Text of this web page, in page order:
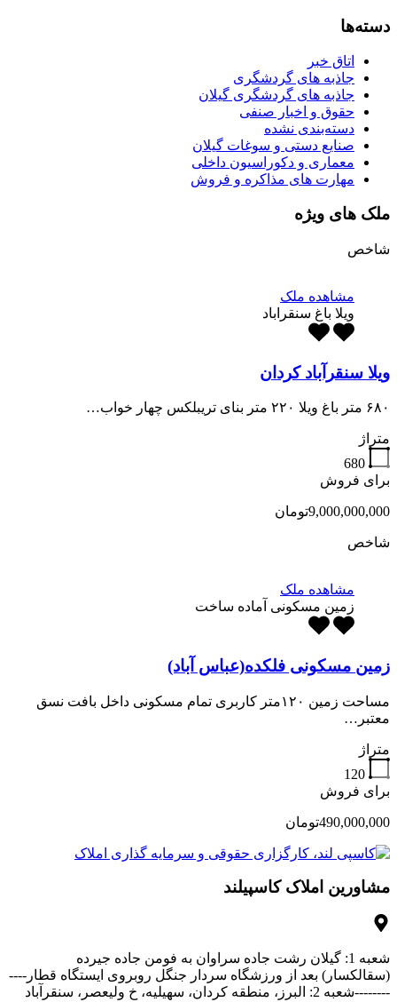
دسته‌ها
اتاق خبر
جاذبه های گردشگری
جاذبه های گردشگری گیلان
حقوق و اخبار صنفی
دسته‌بندی نشده
صنایع دستی و سوغات گیلان
معماری و دکوراسیون داخلی
مهارت های مذاکره و فروش
ملک های ویژه
شاخص
مشاهده ملک
ویلا باغ سنقراباد
ویلا سنقرآباد کردان
۶۸۰ متر باغ ویلا ۲۲۰ متر بنای تریبلکس چهار خواب…
متراژ
680
برای فروش
9,000,000,000تومان
شاخص
مشاهده ملک
زمین مسکونی آماده ساخت
زمین مسکونی فلکده(عباس آباد)
مساحت زمین ۱۲۰متر کاربری تمام مسکونی داخل بافت نسق
معتبر…
متراژ
120
برای فروش
490,000,000تومان
مشاورین املاک کاسپیلند
شعبه 1: گیلان رشت جاده سراوان به فومن جاده جیرده
(سقالکسار) بعد از ورزشگاه سردار جنگل روبروی ایستگاه قطار----
--------شعبه 2: البرز، منطقه کردان، سهیلیه، خ ولیعصر، سنقرآباد